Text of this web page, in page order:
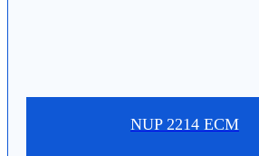
NUP 2214 ECM